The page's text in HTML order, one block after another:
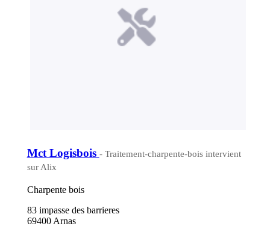
Mct Logisbois - Traitement-charpente-bois intervient
sur Alix
Charpente bois
83 impasse des barrieres
69400 Arnas